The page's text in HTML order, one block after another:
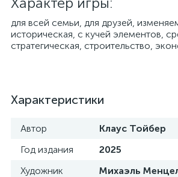
для всей семьи, для друзей,
историческая, с кучей элементов,
стратегическая, строительство,
Характеристики
Автор
Клаус Тойбер
Год издания
2025
Художник
Михаэль